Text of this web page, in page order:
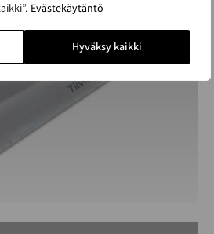
Evästekäytäntö
Hyväksy kaikki